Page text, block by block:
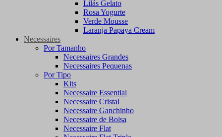
Lilás Gelato
Rosa Yogurte
Verde Mousse
Laranja Papaya Cream
Necessaires
Por Tamanho
Necessaires Grandes
Necessaires Pequenas
Por Tipo
Kits
Necessaire Essential
Necessaire Cristal
Necessaire Ganchinho
Necessaire de Bolsa
Necessaire Flat